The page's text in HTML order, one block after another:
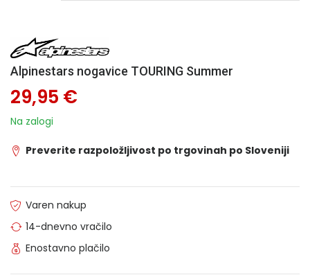
Alpinestars nogavice TOURING Summer
29,95 €
Na zalogi
Preverite razpoložljivost po trgovinah po Sloveniji
Varen nakup
14-dnevno vračilo
Enostavno plačilo